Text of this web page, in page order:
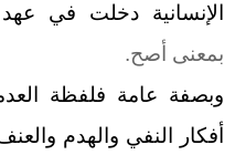
الإنسانية دخلت في
بمعنى أصح.
وبصفة عامة فلفظة
أفكار النفي والهدم